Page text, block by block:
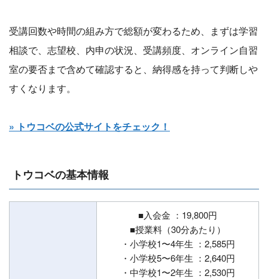
受講回数や時間の組み方で総額が変わるため、まずは学習
相談で、志望校、内申の状況、受講頻度、オンライン自習
室の要否まで含めて確認すると、納得感を持って判断しや
すくなります。
» トウコベの公式サイトをチェック！
トウコベの基本情報
■入会金 ：19,800円
■授業料（30分あたり）
・小学校1〜4年生 ：2,585円
・小学校5〜6年生 ：2,640円
・中学校1〜2年生 ：2,530円